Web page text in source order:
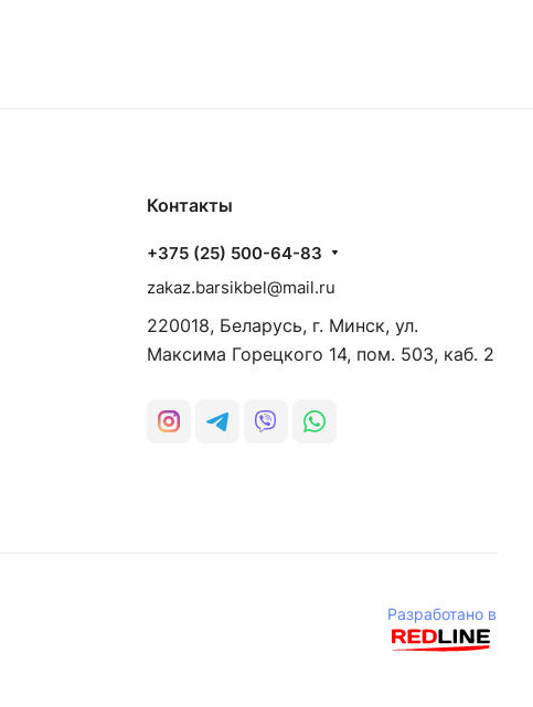
Контакты
+375 (25) 500-64-83
zakaz.barsikbel@mail.ru
220018, Беларусь, г. Минск, ул.
Максима Горецкого 14, пом. 503, каб. 2
Разработано в